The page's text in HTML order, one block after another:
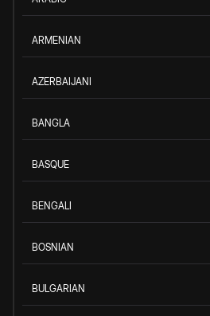
ARMENIAN
AZERBAIJANI
BANGLA
BASQUE
BENGALI
BOSNIAN
BULGARIAN